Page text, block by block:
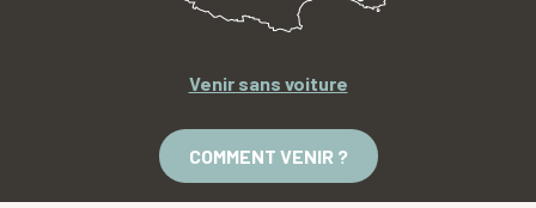
Venir sans voiture
COMMENT VENIR ?